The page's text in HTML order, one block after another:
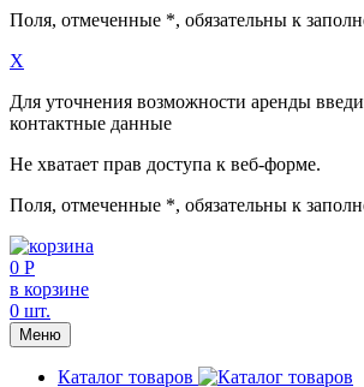
Поля, отмеченные *, обязательны к
X
Для уточнения возможности аренды
контактные данные
Не хватает прав доступа к веб-форме.
Поля, отмеченные *, обязательны к
0 Р
в корзине
0 шт.
Меню
Каталог товаров